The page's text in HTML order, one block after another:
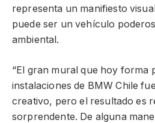
representa un manifiesto
puede ser un vehículo
ambiental.
“El gran mural que hoy forma
instalaciones de BMW Chile
creativo, pero el resultado es
sorprendente. De alguna